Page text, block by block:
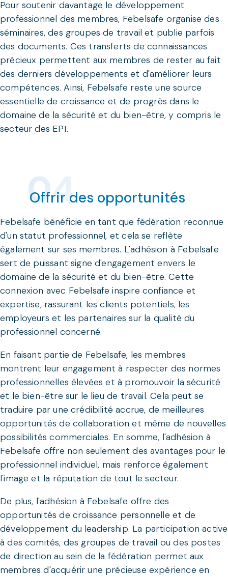
Pour soutenir davantage le développement
professionnel des membres, Febelsafe organise des
séminaires, des groupes de travail et publie parfois
des documents. Ces transferts de connaissances
précieux permettent aux membres de rester au fait
des derniers développements et d'améliorer leurs
compétences. Ainsi, Febelsafe reste une source
essentielle de croissance et de progrès dans le
domaine de la sécurité et du bien-être, y compris le
secteur des EPI.
Offrir des opportunités
Febelsafe bénéficie en tant que fédération reconnue
d'un statut professionnel, et cela se reflète
également sur ses membres. L'adhésion à Febelsafe
sert de puissant signe d'engagement envers le
domaine de la sécurité et du bien-être. Cette
connexion avec Febelsafe inspire confiance et
expertise, rassurant les clients potentiels, les
employeurs et les partenaires sur la qualité du
professionnel concerné.
En faisant partie de Febelsafe, les membres
montrent leur engagement à respecter des normes
professionnelles élevées et à promouvoir la sécurité
et le bien-être sur le lieu de travail. Cela peut se
traduire par une crédibilité accrue, de meilleures
opportunités de collaboration et même de nouvelles
possibilités commerciales. En somme, l'adhésion à
Febelsafe offre non seulement des avantages pour le
professionnel individuel, mais renforce également
l'image et la réputation de tout le secteur.
De plus, l'adhésion à Febelsafe offre des
opportunités de croissance personnelle et de
développement du leadership. La participation active
à des comités, des groupes de travail ou des postes
de direction au sein de la fédération permet aux
membres d'acquérir une précieuse expérience en